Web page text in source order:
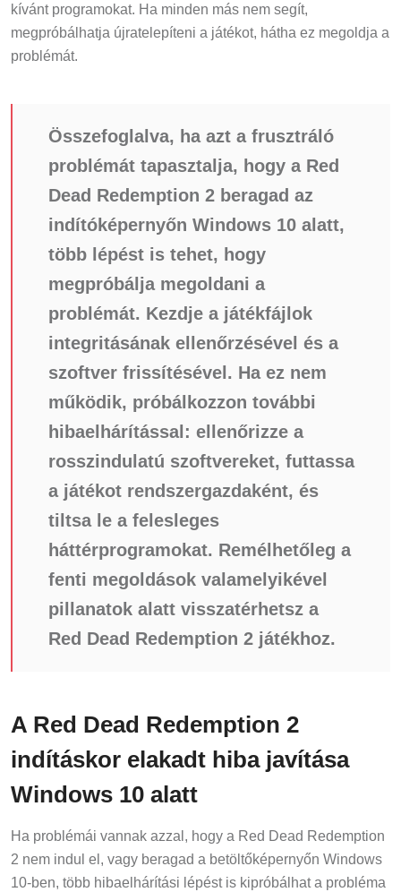
kívánt programokat. Ha minden más nem segít,
megpróbálhatja újratelepíteni a játékot, hátha ez megoldja a
problémát.
Összefoglalva, ha azt a frusztráló
problémát tapasztalja, hogy a Red
Dead Redemption 2 beragad az
indítóképernyőn Windows 10 alatt,
több lépést is tehet, hogy
megpróbálja megoldani a
problémát. Kezdje a játékfájlok
integritásának ellenőrzésével és a
szoftver frissítésével. Ha ez nem
működik, próbálkozzon további
hibaelhárítással: ellenőrizze a
rosszindulatú szoftvereket, futtassa
a játékot rendszergazdaként, és
tiltsa le a felesleges
háttérprogramokat. Remélhetőleg a
fenti megoldások valamelyikével
pillanatok alatt visszatérhetsz a
Red Dead Redemption 2 játékhoz.
A Red Dead Redemption 2
indításkor elakadt hiba javítása
Windows 10 alatt
Ha problémái vannak azzal, hogy a Red Dead Redemption
2 nem indul el, vagy beragad a betöltőképernyőn Windows
10-ben, több hibaelhárítási lépést is kipróbálhat a probléma